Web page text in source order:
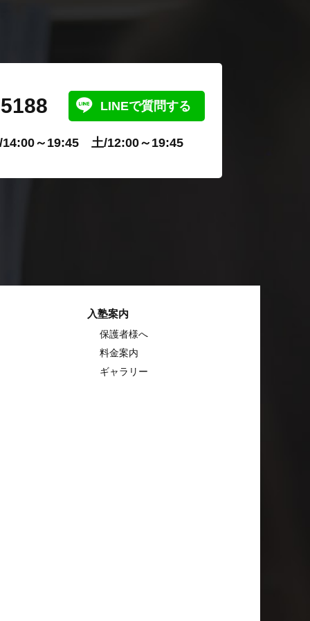
LINEで質問する
14:00～19:45 土/12:00～19:45
入塾案内
保護者様へ
料金案内
ギャラリー